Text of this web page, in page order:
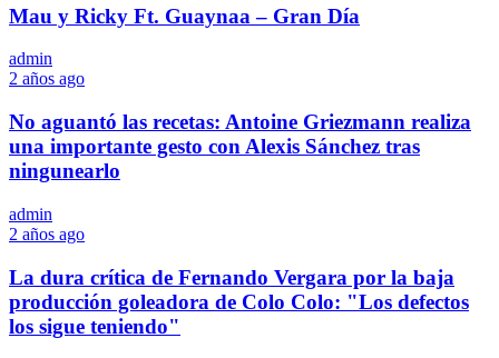
Mau y Ricky Ft. Guaynaa – Gran Día
admin
2 años ago
No aguantó las recetas: Antoine Griezmann realiza
una importante gesto con Alexis Sánchez tras
ningunearlo
admin
2 años ago
La dura crítica de Fernando Vergara por la baja
producción goleadora de Colo Colo: "Los defectos
los sigue teniendo"